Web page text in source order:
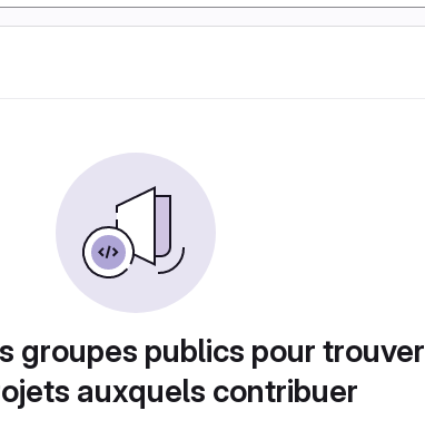
groupes publics pour trouver
auxquels contribuer